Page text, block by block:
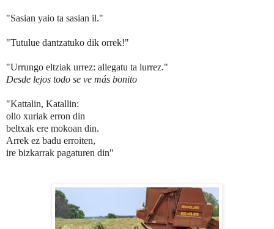
"Sasian yaio ta sasian il."
"Tutulue dantzatuko dik orrek!"
"Urrungo eltziak urrez: allegatu ta lurrez."
Desde lejos todo se ve más bonito
"Kattalin, Katallin:
ollo xuriak erron din
beltxak ere mokoan din.
Arrek ez badu erroiten,
ire bizkarrak pagaturen din"